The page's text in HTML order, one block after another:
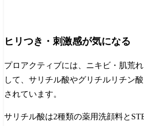
ヒリつき・刺激感が気になる
プロアクティブには、ニキビ・肌荒
して、サリチル酸やグリチルリチン
されています。
サリチル酸は2種類の薬用洗顔料と